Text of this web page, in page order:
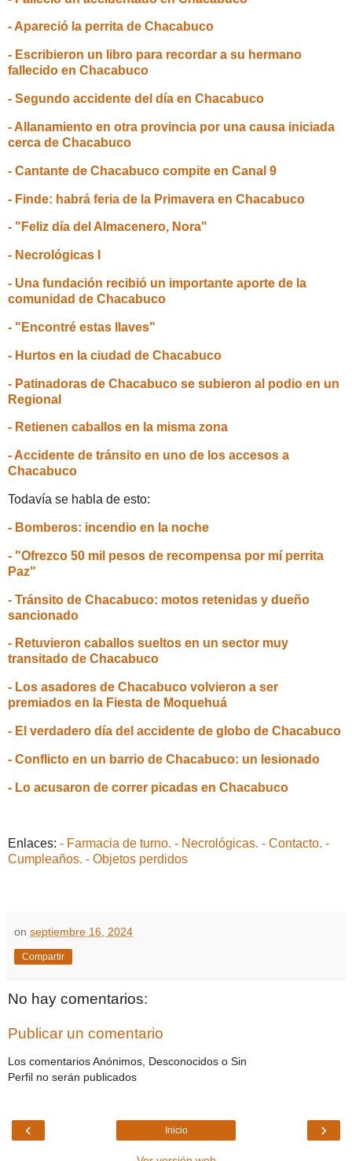
- Apareció la perrita de Chacabuco
- Escribieron un libro para recordar a su hermano
fallecido en Chacabuco
- Segundo accidente del día en Chacabuco
- Allanamiento en otra provincia por una causa iniciada
cerca de Chacabuco
- Cantante de Chacabuco compite en Canal 9
- Finde: habrá feria de la Primavera en Chacabuco
- "Feliz día del Almacenero, Nora"
- Necrológicas I
- Una fundación recibió un importante aporte de la
comunidad de Chacabuco
- "Encontré estas llaves"
- Hurtos en la ciudad de Chacabuco
- Patinadoras de Chacabuco se subieron al podio en un
Regional
- Retienen caballos en la misma zona
- Accidente de tránsito en uno de los accesos a
Chacabuco
Todavía se habla de esto:
- Bomberos: incendio en la noche
- "Ofrezco 50 mil pesos de recompensa por mí perrita
Paz"
- Tránsito de Chacabuco: motos retenidas y dueño
sancionado
- Retuvieron caballos sueltos en un sector muy
transitado de Chacabuco
- Los asadores de Chacabuco volvieron a ser
premiados en la Fiesta de Moquehuá
- El verdadero día del accidente de globo de Chacabuco
- Conflicto en un barrio de Chacabuco: un lesionado
- Lo acusaron de correr picadas en Chacabuco
Enlaces: - Farmacia de turno. - Necrológicas. - Contacto. -
Cumpleaños. - Objetos perdidos
on septiembre 16, 2024
Compartir
No hay comentarios:
Publicar un comentario
Los comentarios Anónimos, Desconocidos o Sin
Perfil no serán publicados
‹ ›
Inicio